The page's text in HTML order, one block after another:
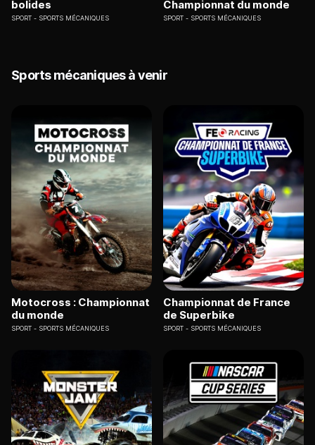
bolides
SPORT SPORTS MÉCANIQUES
Championnat du monde
SPORT SPORTS MÉCANIQUES
Sports mécaniques à venir
Motocross : Championnat
du monde
SPORT SPORTS MÉCANIQUES
Championnat de France
de Superbike
SPORT SPORTS MÉCANIQUES